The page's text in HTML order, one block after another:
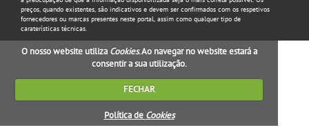
preços, quando existentes, são indicativos e devem ser confirmados com os respetivos
fornecedores ou marcas presentes neste portal, assim como qualquer tipo de
caraterísticas técnicas.
O nosso website utiliza Cookies. Ao navegar no website estará a
consentir a sua utilização.
FECHAR
Política de Cookies